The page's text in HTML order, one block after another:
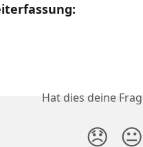
Hat dies deine
😞 😐